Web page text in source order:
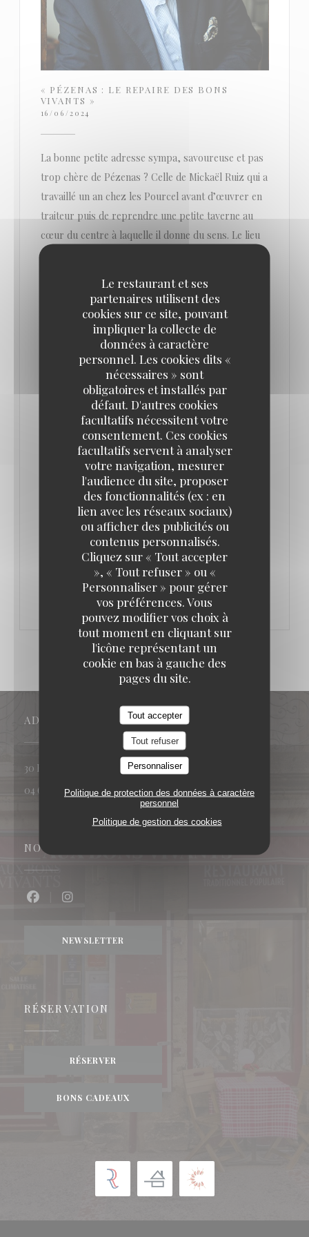
Le restaurant et ses
partenaires utilisent des
cookies sur ce site, pouvant
impliquer la collecte de
données à caractère
personnel. Les cookies dits «
nécessaires » sont
obligatoires et installés par
défaut. D'autres cookies
facultatifs nécessitent votre
consentement. Ces cookies
facultatifs servent à analyser
votre navigation, mesurer
l'audience du site, proposer
des fonctionnalités (ex : en
lien avec les réseaux sociaux)
ou afficher des publicités ou
contenus personnalisés.
Cliquez sur « Tout accepter
», « Tout refuser » ou «
Personnaliser » pour gérer
vos préférences. Vous
pouvez modifier vos choix à
tout moment en cliquant sur
l'icône représentant un
cookie en bas à gauche des
pages du site.
Tout accepter
Tout refuser
Personnaliser
Politique de protection des données à caractère
personnel
Politique de gestion des cookies
« PÉZENAS : LE REPAIRE DES BONS
VIVANTS »
16/06/2024
La bonne petite adresse sympa, savoureuse et pas
trop chère de Pézenas ? Celle de Mickaël Ruiz qui a
travaillé un an chez les Pourcel avant d’œuvrer en
traiteur puis de reprendre une petite taverne au
cœur du centre à laquelle il donne du sens. Le lieu
est chaleureux, les produits sont de qualité, les
l’ardoise du jour.
Il y régale avec sa salade de calamars, son vrai
tartare assaisonné à point, sa côte de bœuf et son
magret de canard servi rosé, avec réduction de jus
corsée, pickles d’échalotes au vinaigre de
framboise et frites maison avant sa belle île
flottante, nappée de- caramel beurre salé, avec
crème anglaise et pistache à une clientèle vite
conquise. Grand cœur, beaux vins (le Mas de
Daumas Gassac des Guibert est au rendez-vous) et
les petits prix donnent envie d’avoir son rond de
serviette …
LIRE L'ARTICLE((OUVRE UNE NOUVELLE FENÊTRE))
ADRESSE
30 Rue Conti 34120 Pézenas((ouvre une nouvelle fenêtre))
04 67 01 73 35
NOUS SUIVRE
NEWSLETTER
RÉSERVATION
RÉSERVER
BONS CADEAUX
Bons Vivants - Cuisine Bourgeoise &